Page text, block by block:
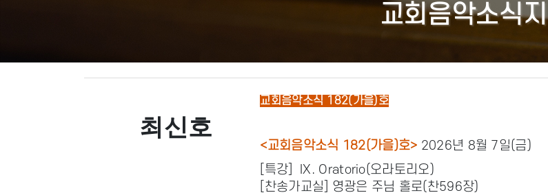
교회음악소식지
최신호
교회음악소식 182(가을)호
<교회음악소식 182(가을)호> 2026년 8월 7일(금)
[특강] IX. Oratorio(오라토리오)
[찬송가교실] 영광은 주님 홀로(찬596장)